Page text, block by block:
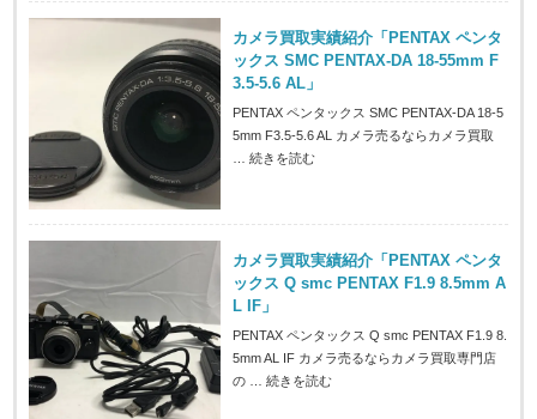
カメラ買取実績紹介「PENTAX ペンタ
ックス SMC PENTAX-DA 18-55mm F
3.5-5.6 AL」
PENTAX ペンタックス SMC PENTAX-DA 18-5
5mm F3.5-5.6 AL カメラ売るならカメラ買取
…続きを読む
カメラ買取実績紹介「PENTAX ペンタ
ックス Q smc PENTAX F1.9 8.5mm A
L IF」
PENTAX ペンタックス Q smc PENTAX F1.9 8.
5mm AL IF カメラ売るならカメラ買取専門店
の …続きを読む